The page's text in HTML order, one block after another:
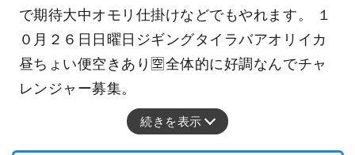
で期待大中オモリ仕掛けなどでもやれます。 １
０月２６日日曜日ジギングタイラバアオリイカ
昼ちょい便空きあり🈳全体的に好調なんでチャ
レンジャー募集。
続きを表示